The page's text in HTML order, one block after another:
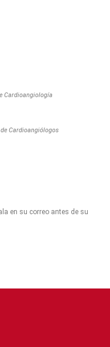
Cardioangiología
Cardioangiólogos
en su correo antes de su